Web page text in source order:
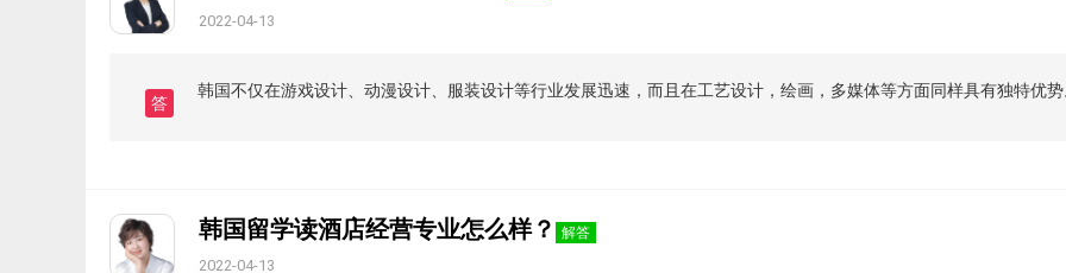
2022-04-13
答
韩国不仅在游戏设计、动漫设计、服装设计等行业发展迅速，而且在工艺设计，绘画，多媒体等方面同样具有独特优
韩国留学读酒店经营专业怎么样？ 解答
2022-04-13